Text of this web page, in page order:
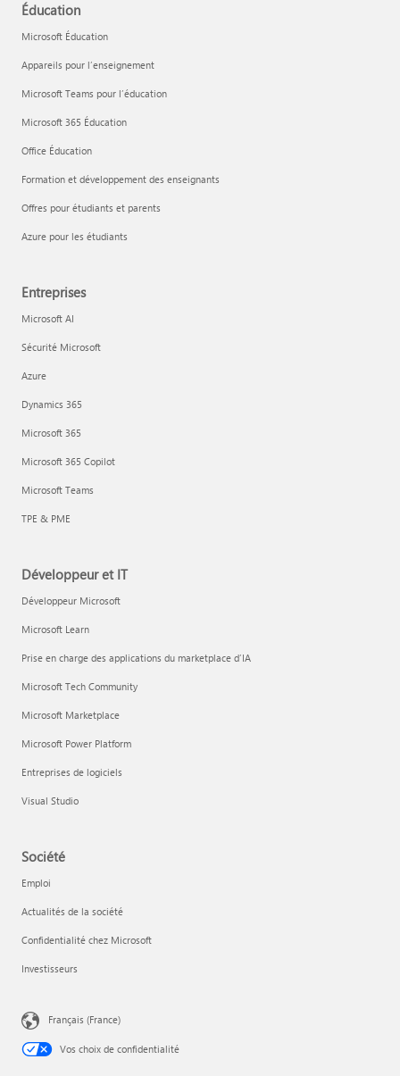
Éducation
Microsoft Éducation
Appareils pour l’enseignement
Microsoft Teams pour l’éducation
Microsoft 365 Éducation
Office Éducation
Formation et développement des enseignants
Offres pour étudiants et parents
Azure pour les étudiants
Entreprises
Microsoft AI
Sécurité Microsoft
Azure
Dynamics 365
Microsoft 365
Microsoft 365 Copilot
Microsoft Teams
TPE & PME
Développeur et IT
Développeur Microsoft
Microsoft Learn
Prise en charge des applications du marketplace d’IA
Microsoft Tech Community
Microsoft Marketplace
Microsoft Power Platform
Entreprises de logiciels
Visual Studio
Société
Emploi
Actualités de la société
Confidentialité chez Microsoft
Investisseurs
Français (France)
Vos choix de confidentialité